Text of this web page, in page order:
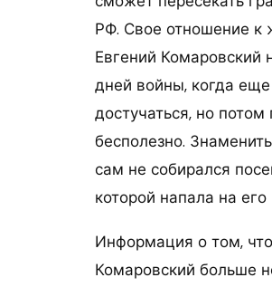
РФ. Свое отношение к
Евгений Комаровский
дней войны, когда
достучаться, но
бесполезно.
сам не собирался
которой напала на его
Информация о том,
Комаровский больше